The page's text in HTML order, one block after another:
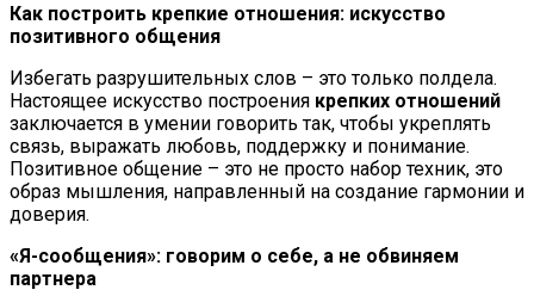
Как построить крепкие отношения: искусство
позитивного общения
Избегать разрушительных слов – это только полдела.
Настоящее искусство построения крепких отношений
заключается в умении говорить так, чтобы укреплять
связь, выражать любовь, поддержку и понимание.
Позитивное общение – это не просто набор техник, это
образ мышления, направленный на создание гармонии и
доверия.
«Я-сообщения»: говорим о себе, а не обвиняем
партнера